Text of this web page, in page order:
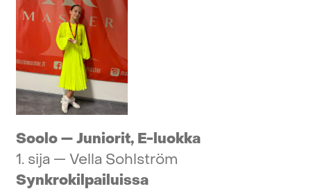
Soolo—Juniorit, E-luokka
1. sija — Vella Sohlström
Synkrokilpailuissa